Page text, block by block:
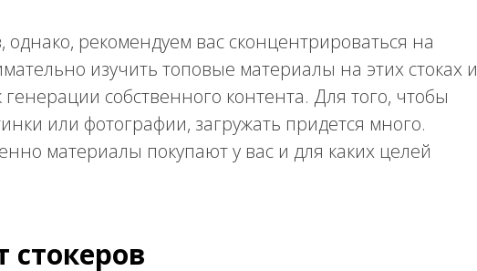
однако, рекомендуем вас сконцентрироваться на
изучить топовые материалы на этих стоках и
генерации собственного контента. Для того, чтобы
или фотографии, загружать придется много.
материалы покупают у вас и для каких целей